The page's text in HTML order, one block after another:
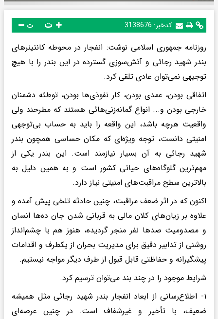
کدخبر: 3138676 ت
روزنامه جمهوری اسلامی نوشت: انفجار در محوطه کانتینرهای
بندر شهید رجائی و آتش‌سوزی گسترده در این بندر را با هیچ
توجیهی نمی‌توان عادی تلقی کرد.
اتفاقی بودن، عمدی بودن، کار نفوذی‌ها بودن، توطئه دشمنان
خارجی بودن و... انواع گمانه‌زنی‌هائی هستند که مطرحند ولی
واقعیت هرچه باشد، این واقعه را باید به حساب بی‌توجهی
امنیتی دانست، توجه ویژه‌ای که مکان حساسی همچون بندر
شهید رجائی به آن بسیار نیازمند است. این بندر یکی از
مهم‌ترین گلوگاه‌های حیاتی کشور است و به همین دلیل به
بالاترین سطح مراقبت‌های امنیتی نیاز دارد.
اکنون که در اثر ضعف مراقبت، چنین حادثه تلخی پیش آمده و
علاوه بر زیان‌های کلان مالی به قربانی شدن جان ده‌ها انسان
و مصدومیت صدها نفر منجر گردیده، هنوز هم با چشم‌انداز
روشنی از تدابیر دقیق برای مدیریت بحران از یکطرف و اقدامات
پیشگیرانه و حفاظتی قابل قبول از طرف دیگر مواجه نیستیم.
شرایط موجود را در چند بند می‌توان ترسیم کرد.
۱- اطلاع‌رسانی از ابعاد انفجار بندر شهید رجائی مثل همیشه
ضعیف، با تأخیر و غیرشفاف است. در چنین عرصه‌ای